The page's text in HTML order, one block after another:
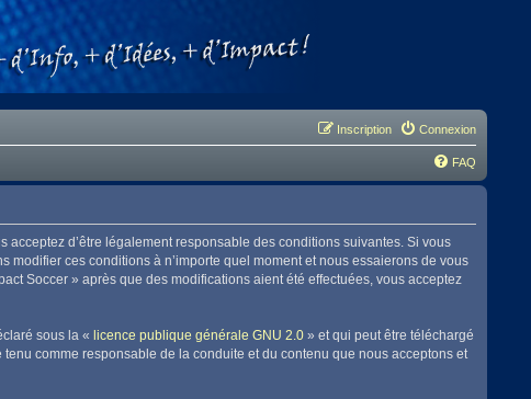
Connexion
Inscription
FAQ
acceptez d’être légalement responsable des conditions suivantes. Si vous
modifier ces conditions à n’importe quel moment et nous essaierons de vous
Soccer » après que des modifications aient été effectuées, vous acceptez
sous la « licence publique générale GNU 2.0 » et qui peut être téléchargé
comme responsable de la conduite et du contenu que nous acceptons et